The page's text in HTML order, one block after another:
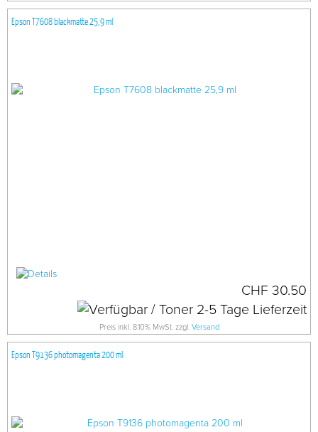
Epson T7608 blackmatte 25,9 ml
CHF 30.50
Preis inkl. 8.10% MwSt. zzgl. Versand
Epson T9136 photomagenta 200 ml